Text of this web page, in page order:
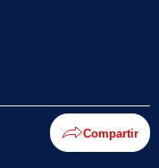
Compartir